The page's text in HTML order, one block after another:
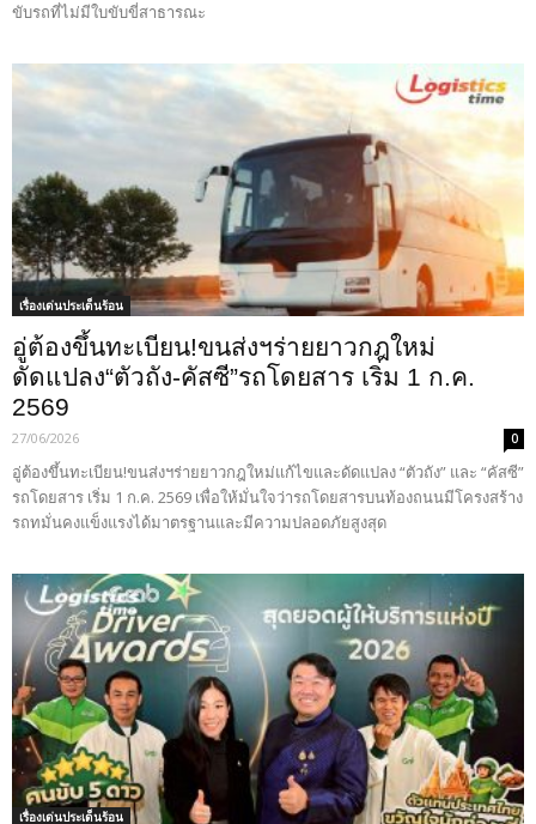
ขับรถที่ไม่มีใบขับขี่สาธารณะ
เรื่องเด่นประเด็นร้อน
อู่ต้องขึ้นทะเบียน!ขนส่งฯร่ายยาวกฎใหม่
ดัดแปลง“ตัวถัง-คัสซี”รถโดยสาร เริ่ม 1 ก.ค.
2569
27/06/2026 0
อู่ต้องขึ้นทะเบียน!ขนส่งฯร่ายยาวกฎใหม่แก้ไขและดัดแปลง “ตัวถัง” และ “คัสซี”
รถโดยสาร เริ่ม 1 ก.ค. 2569 เพื่อให้มั่นใจว่ารถโดยสารบนท้องถนนมีโครงสร้าง
รถทมั่นคงแข็งแรงได้มาตรฐานและมีความปลอดภัยสูงสุด
เรื่องเด่นประเด็นร้อน